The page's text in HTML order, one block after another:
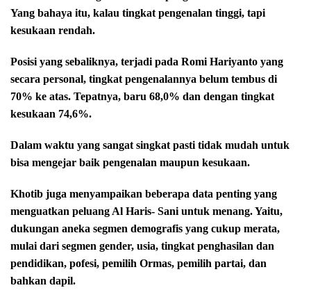
Yang bahaya itu, kalau tingkat pengenalan tinggi, tapi
kesukaan rendah.
Posisi yang sebaliknya, terjadi pada Romi Hariyanto yang
secara personal, tingkat pengenalannya belum tembus di
70% ke atas. Tepatnya, baru 68,0% dan dengan tingkat
kesukaan 74,6%.
Dalam waktu yang sangat singkat pasti tidak mudah untuk
bisa mengejar baik pengenalan maupun kesukaan.
Khotib juga menyampaikan beberapa data penting yang
menguatkan peluang Al Haris- Sani untuk menang. Yaitu,
dukungan aneka segmen demografis yang cukup merata,
mulai dari segmen gender, usia, tingkat penghasilan dan
pendidikan, pofesi, pemilih Ormas, pemilih partai, dan
bahkan dapil.